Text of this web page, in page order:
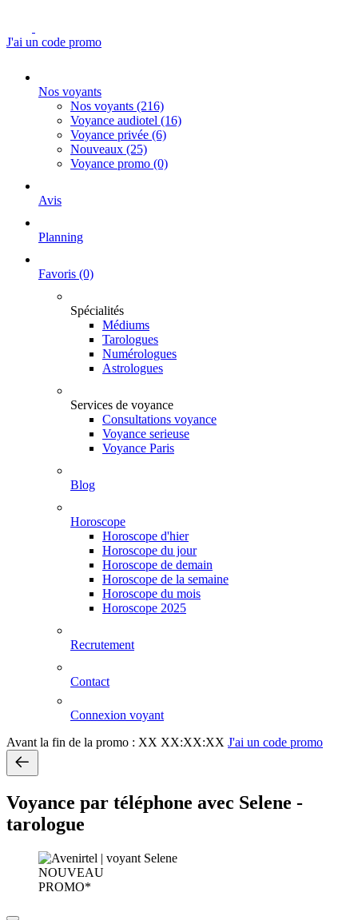
J'ai un code promo
Nos voyants
Nos voyants (216)
Voyance audiotel (16)
Voyance privée (6)
Nouveaux (25)
Voyance promo (0)
Avis
Planning
Favoris (0)
Spécialités
Médiums
Tarologues
Numérologues
Astrologues
Services de voyance
Consultations voyance
Voyance serieuse
Voyance Paris
Blog
Horoscope
Horoscope d'hier
Horoscope du jour
Horoscope de demain
Horoscope de la semaine
Horoscope du mois
Horoscope 2025
Recrutement
Contact
Connexion voyant
Avant la fin de la promo : XX XX:XX:XX J'ai un code promo
Voyance par téléphone avec Selene -
tarologue
NOUVEAU
PROMO*